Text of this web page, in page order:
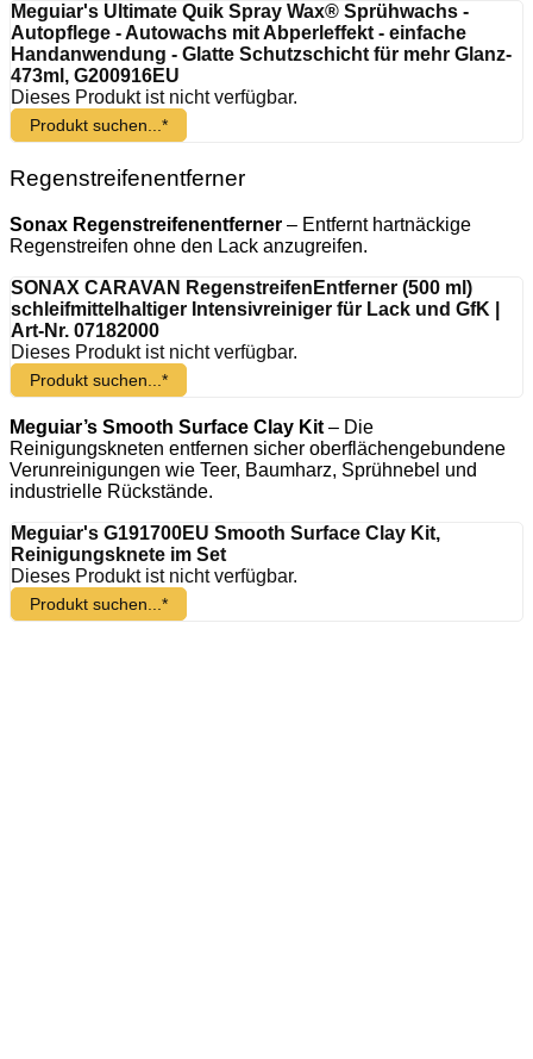
Meguiar's Ultimate Quik Spray Wax® Sprühwachs -
Autopflege - Autowachs mit Abperleffekt - einfache
Handanwendung - Glatte Schutzschicht für mehr Glanz-
473ml, G200916EU
Dieses Produkt ist nicht verfügbar.
Produkt suchen...*
Regenstreifenentferner
Sonax Regenstreifenentferner – Entfernt hartnäckige
Regenstreifen ohne den Lack anzugreifen.
SONAX CARAVAN RegenstreifenEntferner (500 ml)
schleifmittelhaltiger Intensivreiniger für Lack und GfK |
Art-Nr. 07182000
Dieses Produkt ist nicht verfügbar.
Produkt suchen...*
Meguiar’s Smooth Surface Clay Kit – Die
Reinigungskneten entfernen sicher oberflächengebundene
Verunreinigungen wie Teer, Baumharz, Sprühnebel und
industrielle Rückstände.
Meguiar's G191700EU Smooth Surface Clay Kit,
Reinigungsknete im Set
Dieses Produkt ist nicht verfügbar.
Produkt suchen...*